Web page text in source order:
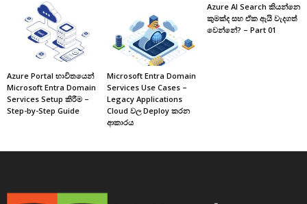
Azure Portal භාවිතයෙන්
Microsoft Entra Domain
Services Setup කිරීම –
Step-by-Step Guide
Microsoft Entra Domain
Services Use Cases –
Legacy Applications
Cloud වල Deploy කරන
ආකාරය
Azure AI Search කියන්නෙ
කුමක්ද සහ ඒක ඇයි වැදගත්
වෙන්නේ? – Part 01